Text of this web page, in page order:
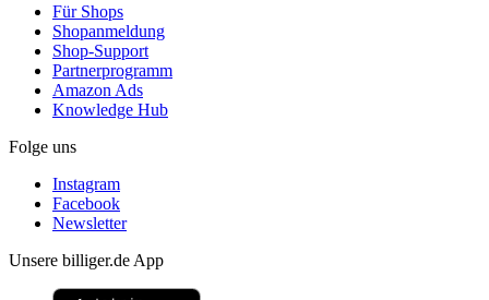
Für Shops
Shopanmeldung
Shop-Support
Partnerprogramm
Amazon Ads
Knowledge Hub
Folge uns
Instagram
Facebook
Newsletter
Unsere billiger.de App